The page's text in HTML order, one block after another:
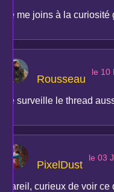
Je me joins à la
Rousseau
le 10
Je surveille le thread
PixelDust
le 03
Pareil, curieux de voir